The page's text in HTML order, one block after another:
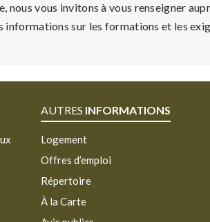
nous vous invitons à vous renseigner
sur les formations et les
AUTRES INFORMATIONS
Logement
Offres d’emploi
Répertoire
À la Carte